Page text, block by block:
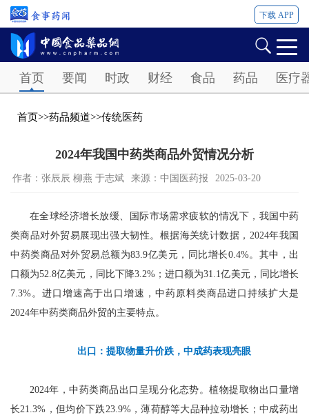
下载 APP
首页 要闻 时政 财经 食品 药品 医疗
首页>>药品频道>>传统医药
2024年我国中药类商品外贸情况分析
作者：张辰辰 柳燕 于志斌 来源：中国医药报 2025-03-20
在全球经济增长放缓、国际市场需求疲软的情况下，我国中药
类商品对外贸易展现出强大韧性。根据海关统计数据，2024年我国
中药类商品对外贸易总额为83.9亿美元，同比增长0.4%。其中，出
口额为52.8亿美元，同比下降3.2%；进口额为31.1亿美元，同比增长
7.3%。进口增速高于出口增速，中药原料类商品进口持续扩大是
2024年中药类商品外贸的主要特点。
出口： 提取物量升价跌，中成药表现亮眼
2024年，中药类商品出口呈现分化态势。植物提取物出口量增
长21.3%，但均价下跌23.9%，薄荷醇等大品种拉动增长；中成药出